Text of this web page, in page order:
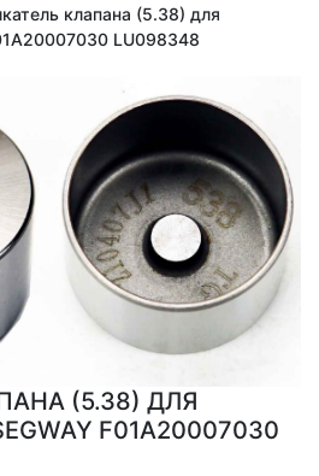
клапана (5.38) для
LU098348
(5.38) ДЛЯ
F01A20007030